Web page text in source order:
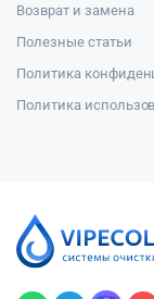
Возврат и замена
Полезные статьи
Политика
Политика